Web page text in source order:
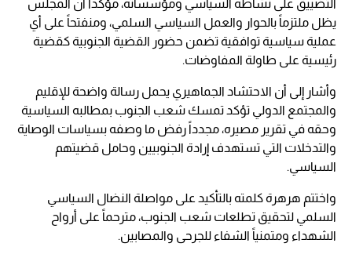
التضييق على نشاطه السياسي ومؤسساته، مؤكداً أن المجلس
يظل ملتزماً بالحوار والعمل السياسي السلمي، ومنفتحاً على أي
عملية سياسية توافقية تضمن حضور القضية الجنوبية كقضية
رئيسية على طاولة المفاوضات.
وأشار إلى أن الاحتشاد الجماهيري يحمل رسالة واضحة للإقليم
والمجتمع الدولي تؤكد تمسك شعب الجنوب بمطالبه السياسية
وحقه في تقرير مصيره، مجدداً رفض ما وصفه بسياسات الوصاية
والتدخلات التي تستهدف إرادة الجنوبيين وحامل قضيتهم
السياسي.
واختتم هرهرة كلمته بالتأكيد على مواصلة النضال السياسي
السلمي لتحقيق تطلعات شعب الجنوب، مترحماً على أرواح
الشهداء ومتمنياً الشفاء للجرحى والمصابين.